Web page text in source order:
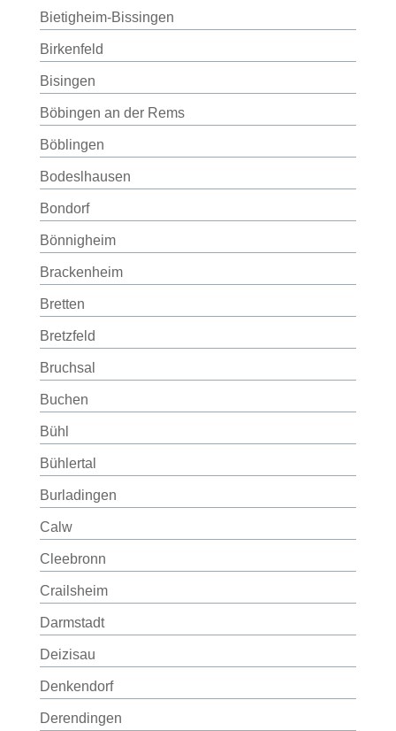
Bietigheim-Bissingen
Birkenfeld
Bisingen
Böbingen an der Rems
Böblingen
Bodeslhausen
Bondorf
Bönnigheim
Brackenheim
Bretten
Bretzfeld
Bruchsal
Buchen
Bühl
Bühlertal
Burladingen
Calw
Cleebronn
Crailsheim
Darmstadt
Deizisau
Denkendorf
Derendingen